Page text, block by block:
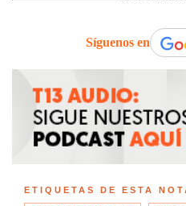
Síguenos en
ETIQUETAS DE ESTA